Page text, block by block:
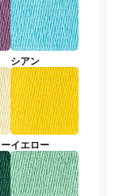
シアン
イエロー